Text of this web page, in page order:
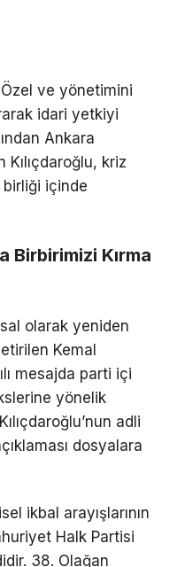
ve yönetimini
idari yetkiyi
Ankara
kriz
içinde
Birbirimizi Kırma
olarak yeniden
Kemal
mesajda parti içi
yönelik
adli
dosyalara
ikbal arayışlarının
Halk Partisi
38. Olağan